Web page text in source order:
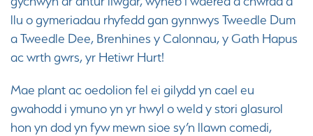
llu o gymeriadau rhyfedd gan gynnwys Tweedle Dum
a Tweedle Dee, Brenhines y Calonnau, y Gath Hapus
ac wrth gwrs, yr Hetiwr Hurt!
Mae plant ac oedolion fel ei gilydd yn cael eu
gwahodd i ymuno yn yr hwyl o weld y stori glasurol
hon yn dod yn fyw mewn sioe sy’n llawn comedi,